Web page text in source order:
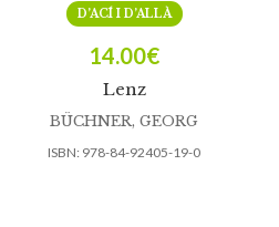
Lenz
D’ACÍ I D’ALLÀ
14.00€
BÜCHNER, GEORG
ISBN: 978-84-92405-19-0